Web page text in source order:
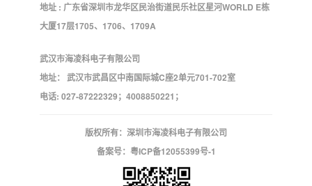
地址 : 广东省深圳市龙华区民治街道民乐社区星河WORLD E栋
大厦17层1705、1706、1709A
武汉市海凌科电子有限公司
地址： 武汉市武昌区中南国际城C座2单元701-702室
电话: 027-87222329；4008850221；
版权所有：深圳市海凌科电子有限公司
备案号： 粤ICP备12055399号-1